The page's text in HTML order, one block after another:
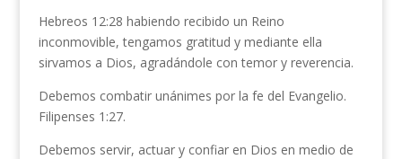
Hebreos 12:28 habiendo recibido un Reino
inconmovible, tengamos gratitud y mediante ella
sirvamos a Dios, agradándole con temor y reverencia.
Debemos combatir unánimes por la fe del Evangelio.
Filipenses 1:27.
Debemos servir, actuar y confiar en Dios en medio de